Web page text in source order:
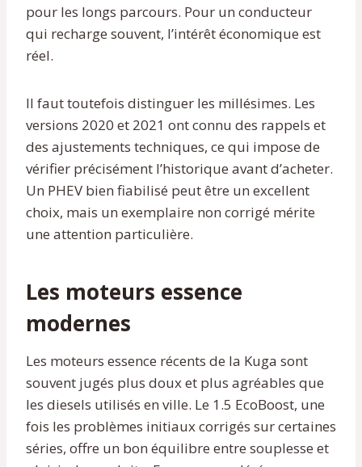
pour les longs parcours. Pour un conducteur
qui recharge souvent, l’intérêt économique est
réel.
Il faut toutefois distinguer les millésimes. Les
versions 2020 et 2021 ont connu des rappels et
des ajustements techniques, ce qui impose de
vérifier précisément l’historique avant d’acheter.
Un PHEV bien fiabilisé peut être un excellent
choix, mais un exemplaire non corrigé mérite
une attention particulière.
Les moteurs essence
modernes
Les moteurs essence récents de la Kuga sont
souvent jugés plus doux et plus agréables que
les diesels utilisés en ville. Le 1.5 EcoBoost, une
fois les problèmes initiaux corrigés sur certaines
séries, offre un bon équilibre entre souplesse et